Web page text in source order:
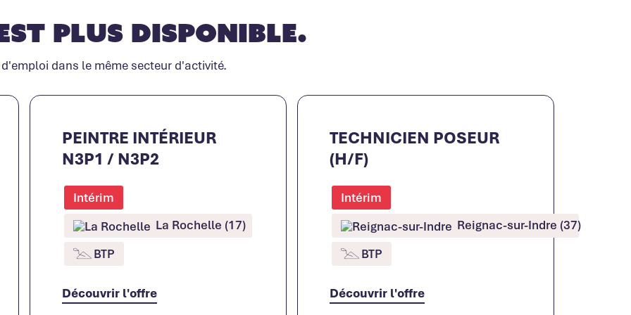
plus disponible.
dans le même secteur d'activité.
PEINTRE INTÉRIEUR
N3P1 / N3P2
Intérim
La Rochelle (17)
BTP
Découvrir l'offre
TECHNICIEN POSEUR
(H/F)
Intérim
Reignac-sur-Indre (37)
BTP
Découvrir l'offre